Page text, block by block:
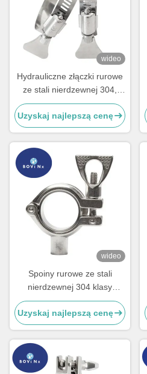
wideo
Hydrauliczne złączki rurowe
ze stali nierdzewnej 304,
podwójne, z tworzywa
sztucznego i metalu, do
dużych obciążeń
Uzyskaj najlepszą cenę
wideo
Spoiny rurowe ze stali
nierdzewnej 304 klasy
spożywczej, sanitarne,
zacisk Ferrule z
pojedynczym bolcem
Uzyskaj najlepszą cenę